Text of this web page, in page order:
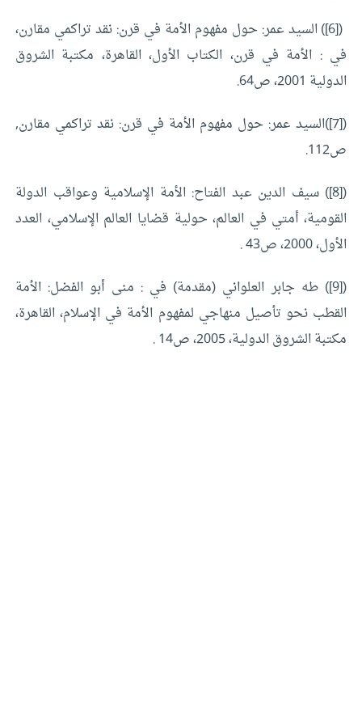
([6]) السيد عمر: حول مفهوم الأمة في قرن: نقد تراكمي مقارن،
في : الأمة في قرن، الكتاب الأول، القاهرة، مكتبة الشروق
الدولية 2001، ص64.
([7])السيد عمر: حول مفهوم الأمة في قرن: نقد تراكمي مقارن,
ص112.
([8]) سيف الدين عبد الفتاح: الأمة الإسلامية وعواقب الدولة
القومية، أمتي في العالم، حولية قضايا العالم الإسلامي، العدد
الأول، 2000، ص43 .
([9]) طه جابر العلواني (مقدمة) في : منى أبو الفضل: الأمة
القطب نحو تأصيل منهاجي لمفهوم الأمة في الإسلام، القاهرة،
مكتبة الشروق الدولية، 2005، ص14 .